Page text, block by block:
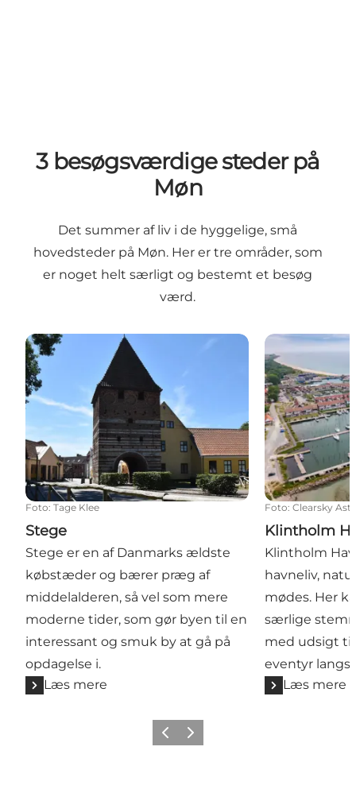
3 besøgsværdige steder på
Møn
Det summer af liv i de hyggelige, små
hovedsteder på Møn. Her er tre områder, som
er noget helt særligt og bestemt et besøg
værd.
Stege
Foto: Tage Klee
Stege
Stege er en af Danmarks ældste
købstæder og bærer præg af
middelalderen, så vel som mere
moderne tider, som gør byen til en
interessant og smuk by at gå på
opdagelse i.
Læs mere
Klintholm
Foto: Clearsky
Klintholm
Klintholm
havneliv,
mødes. Her
særlige
med udsigt
eventyr langs
Læs mere
ForrigeNæste